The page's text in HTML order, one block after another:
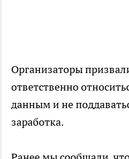
Организаторы
ответственно
данным и не
заработка.